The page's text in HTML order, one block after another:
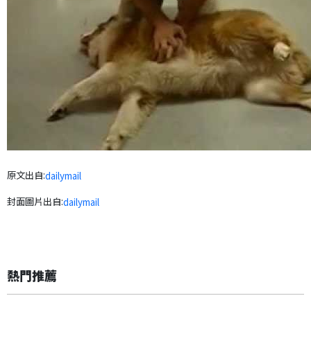
原文出自:dailymail
封面圖片出自:dailymail
熱門推薦